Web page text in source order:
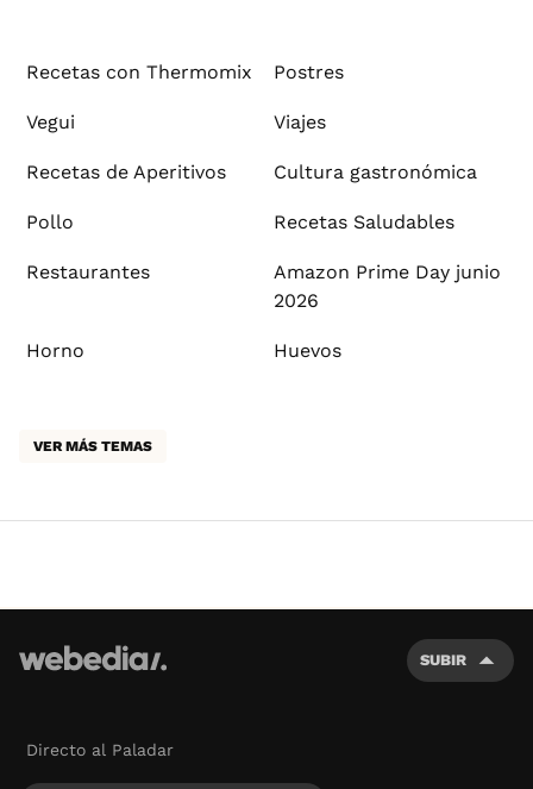
Recetas con Thermomix Postres
Vegui Viajes
Recetas de Aperitivos Cultura gastronómica
Pollo Recetas Saludables
Restaurantes
Amazon Prime Day junio
2026
Horno Huevos
VER MÁS TEMAS
SUBIR
Directo al Paladar